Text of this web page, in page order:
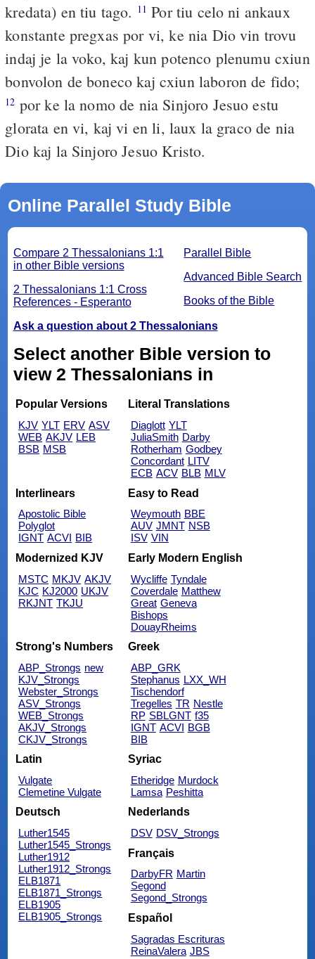
kredata) en tiu tago. 11 Por tiu celo ni ankaux
konstante pregxas por vi, ke nia Dio vin trovu
indaj je la voko, kaj kun potenco plenumu cxiun
bonvolon de boneco kaj cxiun laboron de fido;
12 por ke la nomo de nia Sinjoro Jesuo estu
glorata en vi, kaj vi en li, laux la graco de nia
Dio kaj la Sinjoro Jesuo Kristo.
Online Parallel Study Bible
Parallel Bible
Advanced Bible Search
Books of the Bible
Compare 2 Thessalonians 1:1
in other Bible versions
2 Thessalonians 1:1 Cross
References - Esperanto
Ask a question about 2 Thessalonians
Select another Bible version to
view 2 Thessalonians in
Popular Versions
KJV YLT ERV ASV
WEB AKJV LEB
BSB MSB
Literal Translations
Diaglott YLT
JuliaSmith Darby
Rotherham Godbey
Concordant LITV
ECB ACV BLB MLV
Interlinears
Apostolic Bible
Polyglot
IGNT ACVI BIB
Easy to Read
Weymouth BBE
AUV JMNT NSB
ISV VIN
Modernized KJV
MSTC MKJV AKJV
KJC KJ2000 UKJV
RKJNT TKJU
Early Modern English
Wycliffe Tyndale
Coverdale Matthew
Great Geneva
Bishops
DouayRheims
Strong's Numbers
ABP_Strongs new
KJV_Strongs
Webster_Strongs
ASV_Strongs
WEB_Strongs
AKJV_Strongs
CKJV_Strongs
Greek
ABP_GRK
Stephanus LXX_WH
Tischendorf
Tregelles TR Nestle
RP SBLGNT f35
IGNT ACVI BGB
BIB
Latin
Vulgate
Clemetine Vulgate
Syriac
Etheridge Murdock
Lamsa Peshitta
Deutsch
Luther1545
Luther1545_Strongs
Luther1912
Luther1912_Strongs
ELB1871
ELB1871_Strongs
ELB1905
ELB1905_Strongs
Nederlands
DSV DSV_Strongs
Français
DarbyFR Martin
Segond
Segond_Strongs
Español
Sagradas Escrituras
ReinaValera JBS